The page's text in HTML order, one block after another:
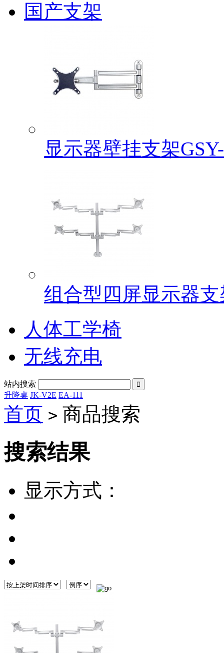
国产支架
显示器壁挂支架
组合型四屏显示器支
人体工学椅
无线充电
站内搜索 
升降桌 JK-V2E EA-111
首页 > 商品搜索
搜索结果
显示方式：